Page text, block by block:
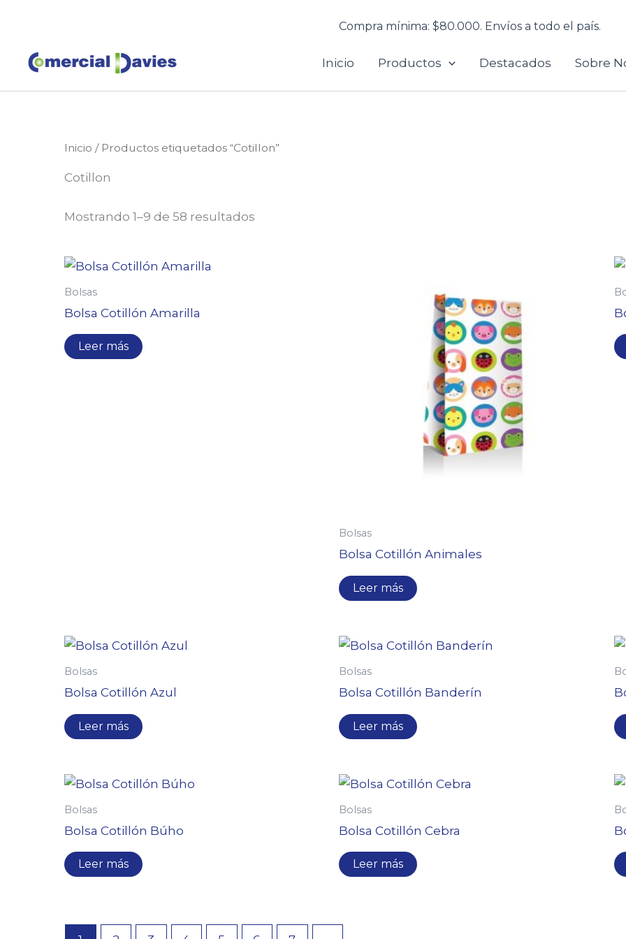
contenido
Compra mínima: $80.000. Envíos a todo el país.
Inicio Productos Destacados Sobre
Inicio / Productos etiquetados “Cotillon”
Cotillon
Mostrando 1–9 de 58 resultados
Bolsas
Bolsa Cotillón Amarilla
Leer más
Bolsas
Bolsa Cotillón Animales
Leer más
Bolsas
Bolsa Cotillón Azul
Leer más
Bolsas
Bolsa Cotillón Banderín
Leer más
Bolsas
Bolsa Cotillón Búho
Leer más
Bolsas
Bolsa Cotillón Cebra
Leer más